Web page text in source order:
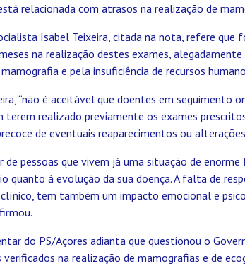
relacionada com atrasos na realização de
Isabel Teixeira, citada na nota, refere que
na realização destes exames,
e pela insuficiência de recursos
“não é aceitável que doentes em seguimento
terem realizado previamente os exames
de eventuais reaparecimentos ou
de pessoas que vivem já uma situação de
quanto à evolução da sua doença. A falta de
tem também um impacto emocional e
do PS/Açores adianta que questionou o
na realização de mamografias e de